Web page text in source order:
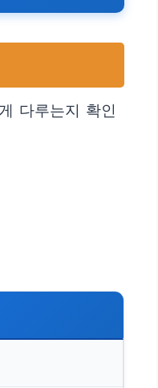
다루는지 확인